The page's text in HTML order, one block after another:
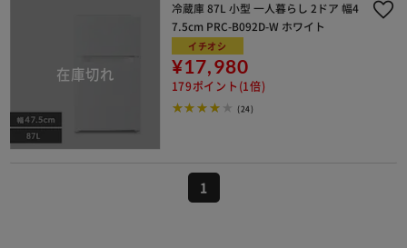
冷蔵庫 87L 小型 一人暮らし 2ドア 幅4
7.5cm PRC-B092D-W ホワイト
イチオシ
¥17,980
179ポイント(1倍)
(24)
1